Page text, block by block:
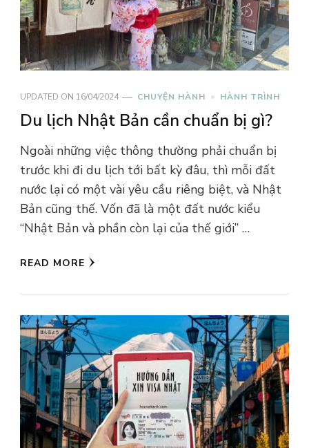
UPDATED ON 16/04/2024 CHUYỆN HÀNH HÀNH TRÌNH
Du lịch Nhật Bản cần chuẩn bị gì?
Ngoài những việc thông thường phải chuẩn bị
trước khi đi du lịch tới bất kỳ đâu, thì mỗi đất
nước lại có một vài yêu cầu riêng biệt, và Nhật
Bản cũng thế. Vốn đã là một đất nước kiểu
“Nhật Bản và phần còn lại của thế giới” …
READ MORE